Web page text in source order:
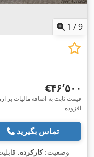
1 /9
‎€۴۶٬۵۰۰
قیمت ثابت به اضافه مالیات بر
افزوده
تماس بگیرید
وضعیت:کارکرده,